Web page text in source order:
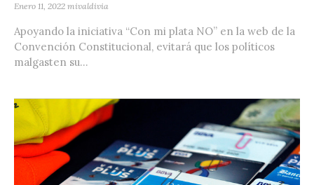
Enero 11, 2022 mivaldivia
Apoyando la iniciativa “Con mi plata NO” en la web de la
Convención Constitucional, evitará que los políticos
malgasten su...